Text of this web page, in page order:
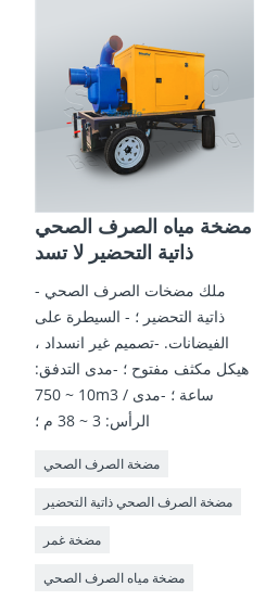
مضخة مياه الصرف الصحي
ذاتية التحضير لا تسد
- ملك مضخات الصرف الصحي
ذاتية التحضير ؛ - السيطرة على
الفيضانات. -تصميم غير انسداد ،
هيكل مكثف مفتوح ؛ -مدى التدفق:
10 ~ 750m3 / ساعة ؛ -مدى
الرأس: 3 ~ 38 م ؛
مضخة الصرف الصحي
مضخة الصرف الصحي ذاتية التحضير
مضخة غمر
مضخة مياه الصرف الصحي